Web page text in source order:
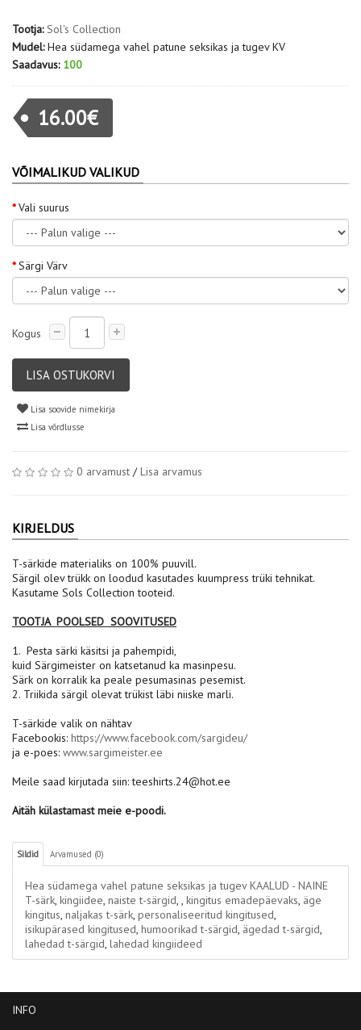
Tootja: Sol's Collection
Mudel: Hea südamega vahel patune seksikas ja tugev KV
Saadavus: 100
16.00€
VÕIMALIKUD VALIKUD
Vali suurus
Särgi Värv
Kogus
LISA OSTUKORVI
Lisa soovide nimekirja
Lisa võrdlusse
0 arvamust /Lisa arvamus
KIRJELDUS
T-särkide materialiks on 100% puuvill.
Särgil olev trükk on loodud kasutades kuumpress trüki tehnikat.
Kasutame Sols Collection tooteid.
TOOTJA POOLSED SOOVITUSED
1. Pesta särki käsitsi ja pahempidi,
kuid Särgimeister on katsetanud ka masinpesu.
Särk on korralik ka peale pesumasinas pesemist.
2. Triikida särgil olevat trükist läbi niiske marli.
T-särkide valik on nähtav
Facebookis: https://www.facebook.com/sargideu/
ja e-poes: www.sargimeister.ee
Meile saad kirjutada siin: teeshirts.24@hot.ee
Aitäh külastamast meie e-poodi.
Sildid Arvamused (0)
Hea südamega vahel patune seksikas ja tugev KAALUD - NAINE
T-särk, kingiidee, naiste t-särgid, , kingitus emadepäevaks, äge
kingitus, naljakas t-särk, personaliseeritud kingitused,
isikupärased kingitused, humoorikad t-särgid, ägedad t-särgid,
lahedad t-särgid, lahedad kingiideed
INFO